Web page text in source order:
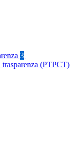
3
(PTPCT)